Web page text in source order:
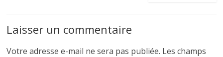
Laisser un commentaire
Votre adresse e-mail ne sera pas publiée. Les champs